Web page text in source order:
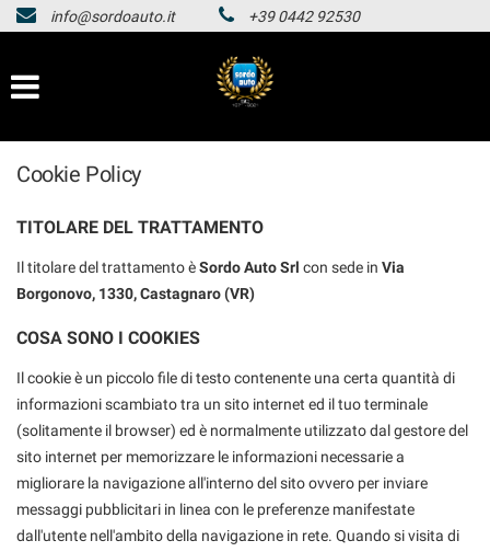
HOMEPAGE
LISTA VEICOLI
LISTA VEICOLI
info@sordoauto.it +39 0442 92530
Cookie Policy
TITOLARE DEL TRATTAMENTO
Il titolare del trattamento èSordo Auto Srl con sede in Via
Borgonovo, 1330, Castagnaro (VR)
COSA SONO I COOKIES
Il cookie è un piccolo file di testo contenente una certa quantità di
informazioni scambiato tra un sito internet ed il tuo terminale
(solitamente il browser) ed è normalmente utilizzato dal gestore del
sito internet per memorizzare le informazioni necessarie a
migliorare la navigazione all'interno del sito ovvero per inviare
messaggi pubblicitari in linea con le preferenze manifestate
dall'utente nell'ambito della navigazione in rete. Quando si visita di
preferenze
di
Il
ti
consente
esprimere
tue
di
consenso
alle
tecnologie
di
che
adottiamo